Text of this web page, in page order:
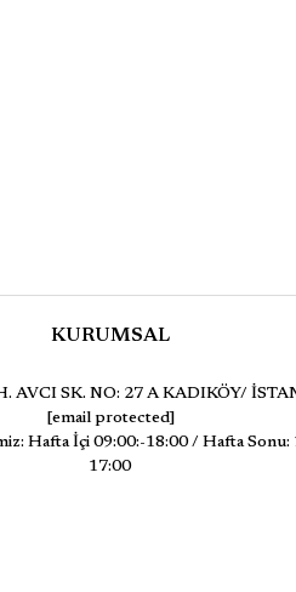
KURUMSAL
AVCI SK. NO: 27 A KADIKÖY/
[email protected]
Hafta İçi 09:00:-18:00 / Hafta Sonu:
17:00